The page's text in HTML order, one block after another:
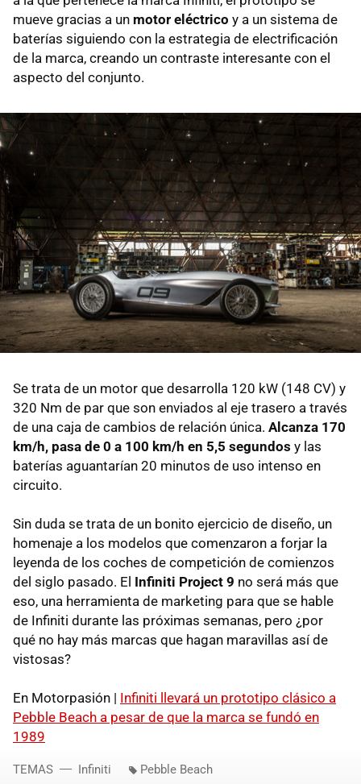
mueve gracias a un motor eléctrico y a un sistema de
baterías siguiendo con la estrategia de electrificación
de la marca, creando un contraste interesante con el
aspecto del conjunto.
Se trata de un motor que desarrolla 120 kW (148 CV) y
320 Nm de par que son enviados al eje trasero a través
de una caja de cambios de relación única. Alcanza 170
km/h, pasa de 0 a 100 km/h en 5,5 segundos y las
baterías aguantarían 20 minutos de uso intenso en
circuito.
Sin duda se trata de un bonito ejercicio de diseño, un
homenaje a los modelos que comenzaron a forjar la
leyenda de los coches de competición de comienzos
del siglo pasado. El Infiniti Project 9 no será más que
eso, una herramienta de marketing para que se hable
de Infiniti durante las próximas semanas, pero ¿por
qué no hay más marcas que hagan maravillas así de
vistosas?
En Motorpasión | Infiniti llevará un prototipo clásico a
Pebble Beach a pesar de que la marca se fundó en
1989
TEMAS Infiniti Pebble Beach